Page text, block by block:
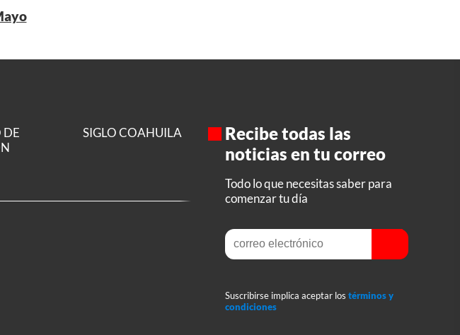
DE
SIGLO COAHUILA
Recibe todas las
noticias en tu correo
Todo lo que necesitas saber para
comenzar tu día
Suscribirse implica aceptar los términos y
condiciones